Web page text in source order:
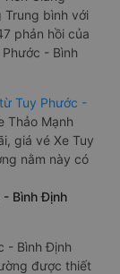
bình với
phản hồi của
- Bình
Tuy Phước -
Thảo Mạnh
giá vé Xe Tuy
nằm này có
- Bình Định
- Bình Định
được thiết